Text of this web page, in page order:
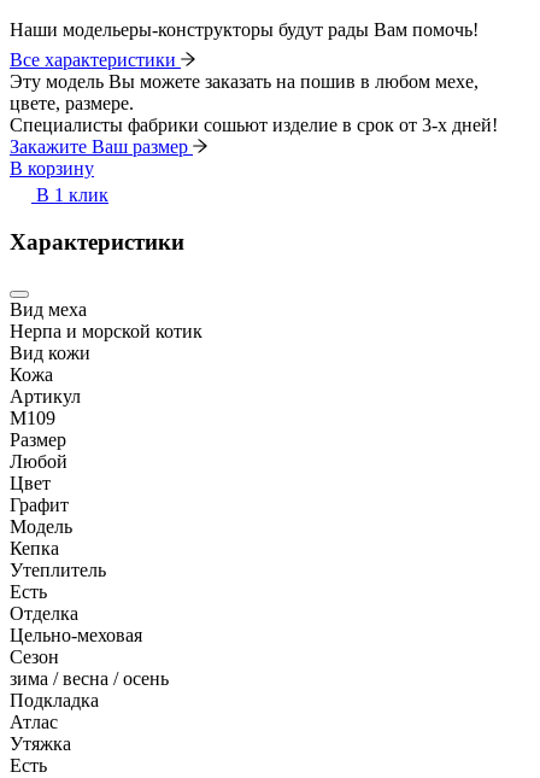
Наши модельеры-конструкторы будут рады Вам помочь!
Все характеристики
Эту модель Вы можете заказать на пошив в любом мехе,
цвете, размере.
Специалисты фабрики сошьют изделие в срок от 3-х дней!
Закажите Ваш размер
В корзину
В 1 клик
Характеристики
Вид меха
Нерпа и морской котик
Вид кожи
Кожа
Артикул
M109
Размер
Любой
Цвет
Графит
Модель
Кепка
Утеплитель
Есть
Отделка
Цельно-меховая
Сезон
зима / весна / осень
Подкладка
Атлас
Утяжка
Есть